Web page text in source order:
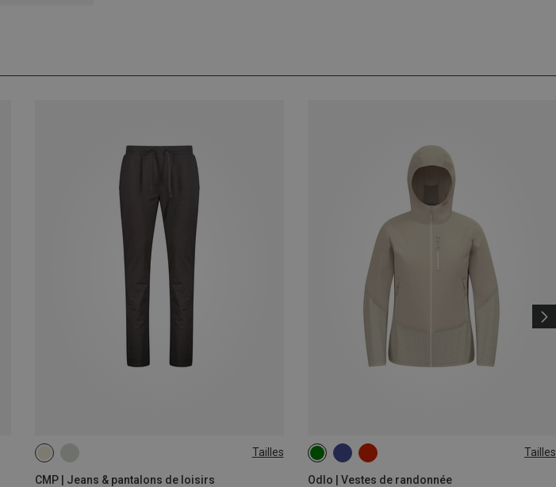
Tailles
CMP | Jeans & pantalons de loisirs
Tailles
Odlo | Vestes de randonnée
S L XL